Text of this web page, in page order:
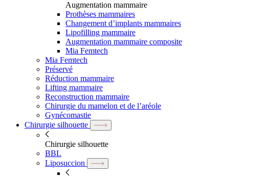
Augmentation mammaire
Prothèses mammaires
Changement d’implants mammaires
Lipofilling mammaire
Augmentation mammaire composite
Mia Femtech
Mia Femtech
Préservé
Réduction mammaire
Lifting mammaire
Reconstruction mammaire
Chirurgie du mamelon et de l’aréole
Gynécomastie
Chirurgie silhouette
Chirurgie silhouette
BBL
Liposuccion